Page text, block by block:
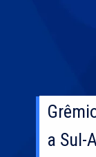
a Sul-
a Sul-